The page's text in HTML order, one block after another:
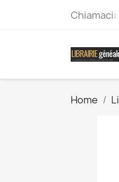
Chiamaci:
Home